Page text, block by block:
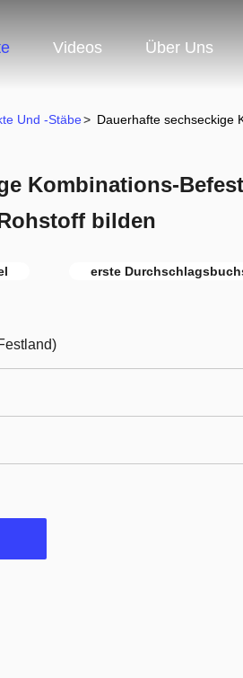
Videos Über Uns
Und -Stäbe> Dauerhafte sechseckige
Kombinations-
bilden
erste